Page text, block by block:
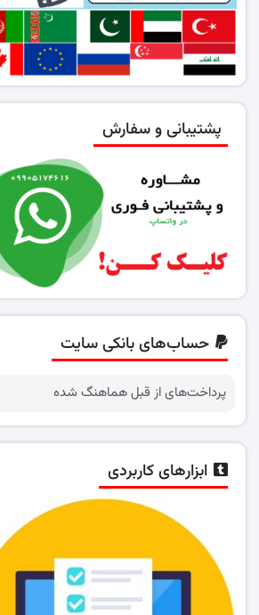
پشتیبانی و سفارش
حساب‌های بانکی سایت
پرداخت‌های از قبل هماهنگ شده
ابزارهای کاربردی